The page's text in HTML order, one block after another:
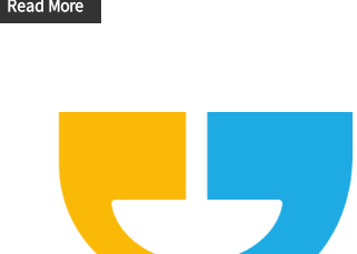
즘은 온라인을 통해서 품질이 뛰어나기로 소문난
라의 경우 우리나라에서는 편집숍 비이커
비이커에서 직접 헤스트라 장갑을 구매할 수도 있
든 제품이 구비되어 있지 않다는 단점이 있기도 합
이런 한계를 보완하기 위해 헤스트라 공..